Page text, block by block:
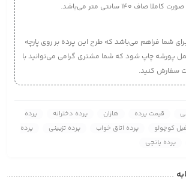
140 سانتی متر می‌باشد.
شما فراهم می‌باشد که طرح این پرده بر روی پارچه
پورشه چاپ شود که شما مشتری گرامی می‌توانید با
سفارش کنید.
قیمت پرده هازان پرده دخترانه
پرده
کوچولو پرده اتاق خواب پرده تزیینی
پرده
پرده پانچی